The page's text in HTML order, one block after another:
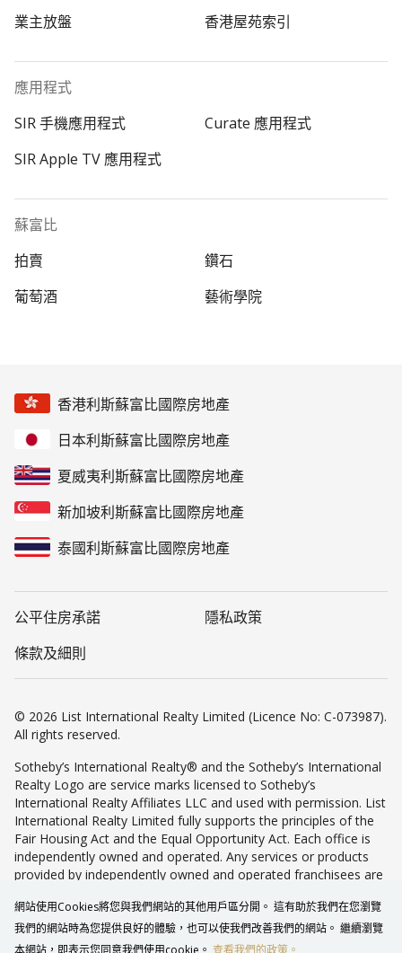
業主放盤
香港屋苑索引
應用程式
SIR 手機應用程式
Curate 應用程式
SIR Apple TV 應用程式
蘇富比
拍賣
鑽石
葡萄酒
藝術學院
香港利斯蘇富比國際房地產
日本利斯蘇富比國際房地產
夏威夷利斯蘇富比國際房地產
新加坡利斯蘇富比國際房地產
泰國利斯蘇富比國際房地產
公平住房承諾
隱私政策
條款及細則
© 2026 List International Realty Limited (Licence No: C-073987).
All rights reserved.
Sotheby’s International Realty® and the Sotheby’s International
Realty Logo are service marks licensed to Sotheby’s
International Realty Affiliates LLC and used with permission. List
International Realty Limited fully supports the principles of the
Fair Housing Act and the Equal Opportunity Act. Each office is
independently owned and operated. Any services or products
provided by independently owned and operated franchisees are
International Realty Affiliates LLC nor any of its affiliated
companies.
網站使用Cookies將您與我們網站的其他用戶區分開。 這有助於我們在您瀏覽
我們的網站時為您提供良好的體驗，也可以使我們改善我們的網站。 繼續瀏覽
本網站，即表示您同意我們使用cookie。 查看我們的政策。